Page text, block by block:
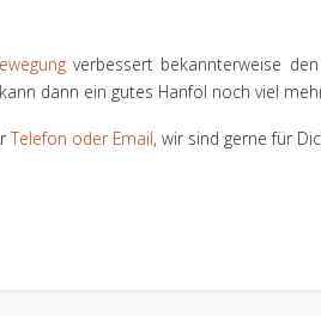
verbessert bekannterweise
dann ein gutes Hanföl noch viel
Telefon oder Email, wir sind gerne für